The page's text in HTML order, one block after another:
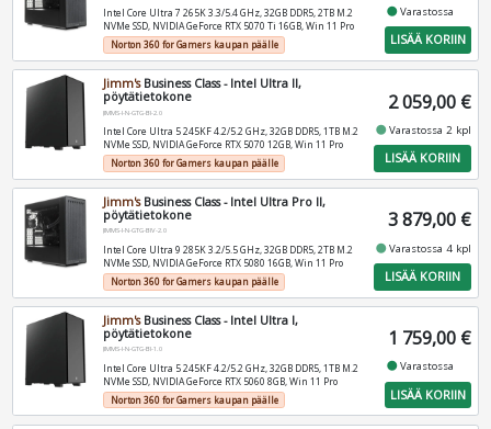
Intel Core Ultra 7 265K 3.3/5.4 GHz, 32GB DDR5, 2TB M.2
NVMe SSD, NVIDIA GeForce RTX 5070 Ti 16GB, Win 11 Pro
Norton 360 for Gamers kaupan päälle
fiber_manual_recordVarastossa
LISÄÄ KORIIN
Jimm'sBusiness Class - Intel Ultra II,
pöytätietokone
JIMMS-I-N-GTG-BI-2.0
Intel Core Ultra 5 245KF 4.2/5.2 GHz, 32GB DDR5, 1TB M.2
NVMe SSD, NVIDIA GeForce RTX 5070 12GB, Win 11 Pro
Norton 360 for Gamers kaupan päälle
2 059,00 €
fiber_manual_recordVarastossa 2 kpl
LISÄÄ KORIIN
Jimm'sBusiness Class - Intel Ultra Pro II,
pöytätietokone
JIMMS-I-N-GTG-BIV-2.0
Intel Core Ultra 9 285K 3.2/5.5 GHz, 32GB DDR5, 2TB M.2
NVMe SSD, NVIDIA GeForce RTX 5080 16GB, Win 11 Pro
Norton 360 for Gamers kaupan päälle
3 879,00 €
fiber_manual_recordVarastossa 4 kpl
LISÄÄ KORIIN
Jimm'sBusiness Class - Intel Ultra I,
pöytätietokone
JIMMS-I-N-GTG-BI-1.0
Intel Core Ultra 5 245KF 4.2/5.2 GHz, 32GB DDR5, 1TB M.2
NVMe SSD, NVIDIA GeForce RTX 5060 8GB, Win 11 Pro
Norton 360 for Gamers kaupan päälle
1 759,00 €
fiber_manual_recordVarastossa
LISÄÄ KORIIN